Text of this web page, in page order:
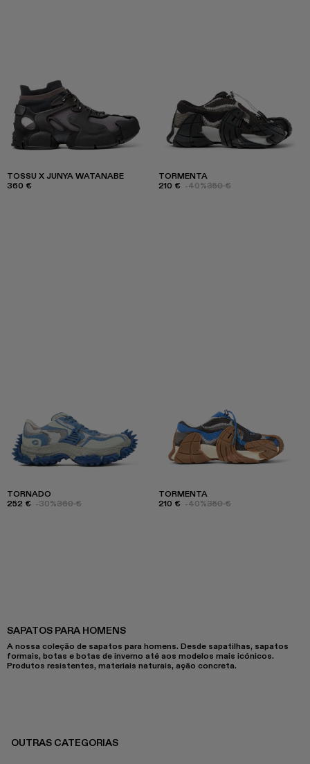
TOSSU X JUNYA WATANABE
360 €
TORMENTA
210 € -40%350 €
TORNADO
252 € -30%360 €
TORMENTA
210 € -40%350 €
SAPATOS PARA HOMENS
A nossa coleção de sapatos para homens. Desde sapatilhas, sapatos
formais, botas e botas de inverno até aos modelos mais icónicos.
Produtos resistentes, materiais naturais, ação concreta.
OUTRAS CATEGORIAS